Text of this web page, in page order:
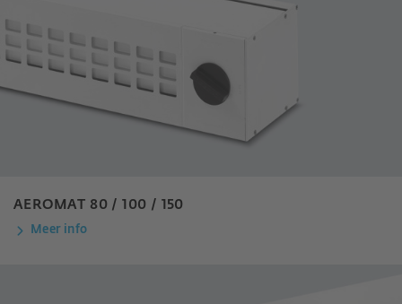
AEROMAT 80 / 100 / 150
Meer info